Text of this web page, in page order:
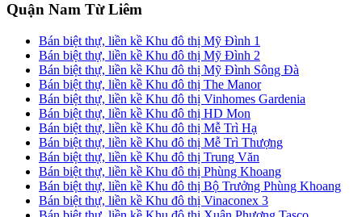
Quận Nam Từ Liêm
Bán biệt thự, liền kề Khu đô thị Mỹ Đình 1
Bán biệt thự, liền kề Khu đô thị Mỹ Đình 2
Bán biệt thự, liền kề Khu đô thị Mỹ Đình Sông Đà
Bán biệt thự, liền kề Khu đô thị The Manor
Bán biệt thự, liền kề Khu đô thị Vinhomes Gardenia
Bán biệt thự, liền kề Khu đô thị HD Mon
Bán biệt thự, liền kề Khu đô thị Mễ Trì Hạ
Bán biệt thự, liền kề Khu đô thị Mễ Trì Thượng
Bán biệt thự, liền kề Khu đô thị Trung Văn
Bán biệt thự, liền kề Khu đô thị Phùng Khoang
Bán biệt thự, liền kề Khu đô thị Bộ Trưởng Phùng Khoang
Bán biệt thự, liền kề Khu đô thị Vinaconex 3